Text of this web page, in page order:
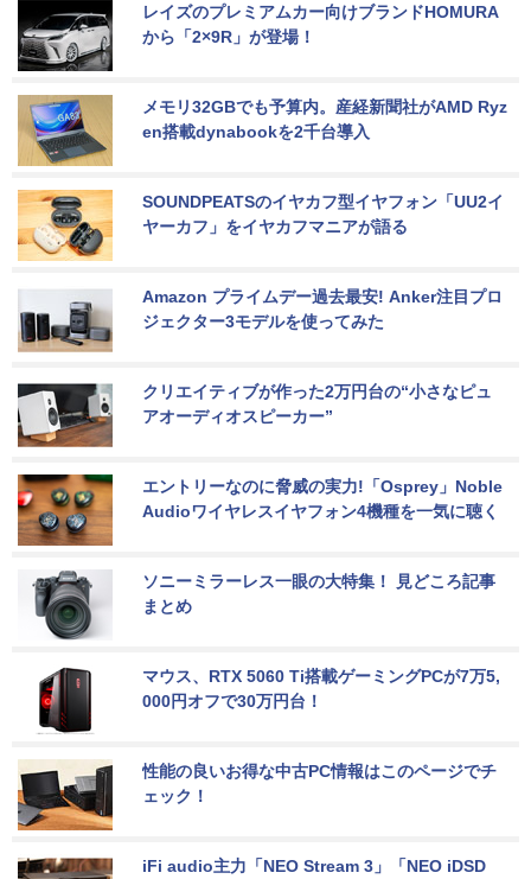
レイズのプレミアムカー向けブランドHOMURA
から「2×9R」が登場！
メモリ32GBでも予算内。産経新聞社がAMD Ryz
en搭載dynabookを2千台導入
SOUNDPEATSのイヤカフ型イヤフォン「UU2イ
ヤーカフ」をイヤカフマニアが語る
Amazon プライムデー過去最安! Anker注目プロ
ジェクター3モデルを使ってみた
クリエイティブが作った2万円台の“小さなピュ
アオーディオスピーカー”
エントリーなのに脅威の実力!「Osprey」Noble
Audioワイヤレスイヤフォン4機種を一気に聴く
ソニーミラーレス一眼の大特集！ 見どころ記事
まとめ
マウス、RTX 5060 Ti搭載ゲーミングPCが7万5,
000円オフで30万円台！
性能の良いお得な中古PC情報はこのページでチ
ェック！
iFi audio主力「NEO Stream 3」「NEO iDSD